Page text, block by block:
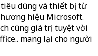
tiêu dùng và thiết bị từ
hiệu Microsoft.
cùng giá trị tuyệt vời
mang lại cho người